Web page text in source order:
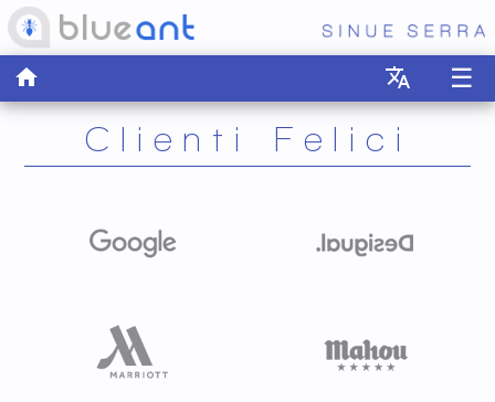
home ☰
translate
Clienti Felici